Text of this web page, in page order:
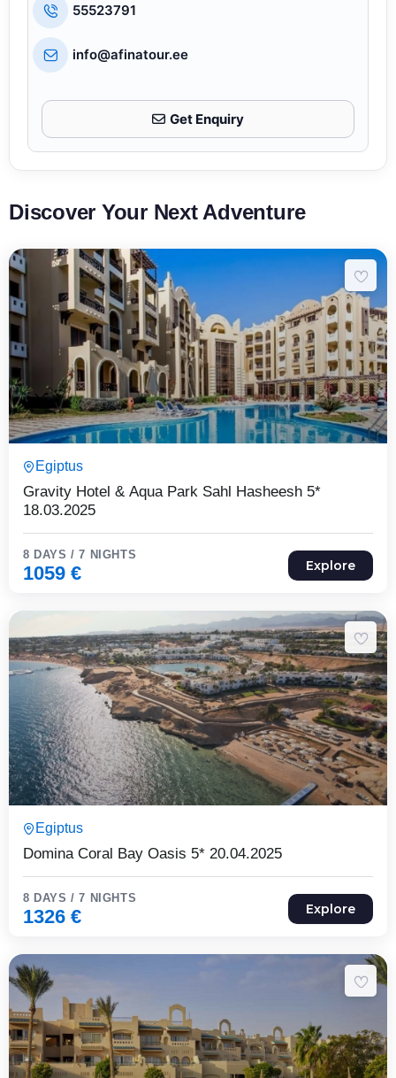
55523791
info@afinatour.ee
Get Enquiry
Discover Your Next Adventure
Egiptus
Gravity Hotel & Aqua Park Sahl Hasheesh 5*
18.03.2025
8 DAYS / 7 NIGHTS
1059 € Explore
Egiptus
Domina Coral Bay Oasis 5* 20.04.2025
8 DAYS / 7 NIGHTS
1326 € Explore